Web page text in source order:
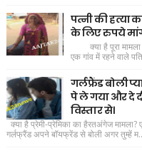
पत्नी की हत्या
के लिए रुपये
क्या है पूरा मामला
एक गांव में रहने वाले
गर्लफ्रैंड बोली
पे ले गया और दे
विस्तार से।
क्या है प्रेमी-प्रेमिका का हैरतअंगेज
गर्लफ्रैंड अपने बॉयफ्रेंड से बोली अगर तुम्हें